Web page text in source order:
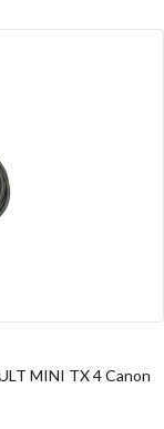
MINI TX 4 Canon